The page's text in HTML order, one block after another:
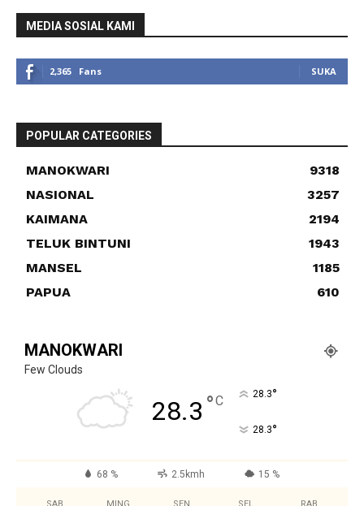
MEDIA SOSIAL KAMI
2,365 Fans SUKA
POPULAR CATEGORIES
MANOKWARI
9318
NASIONAL
3257
KAIMANA
2194
TELUK BINTUNI
1943
MANSEL
1185
PAPUA
610
MANOKWARI
Few Clouds
28.3 °C 28.3°
28.3°
68 % 2.5kmh 15 %